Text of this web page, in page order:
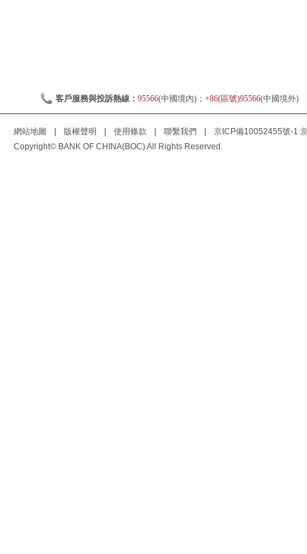
客戶服務與投訴熱線： 95566(中國境內)； +86(區號)95566(中國境外)
網站地圖 版權聲明 使用條款 聯繫我們 京ICP備10052455號-1
Copyright© BANK OF CHINA(BOC) All Rights Reserved.